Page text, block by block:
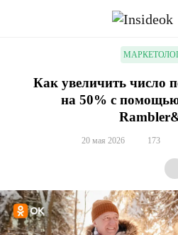
Как увеличить число
на 50% с
20 мая 2026 173